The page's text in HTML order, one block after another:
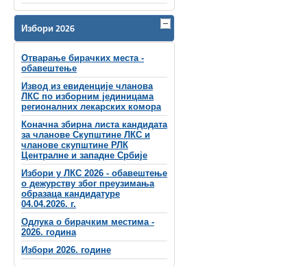
Избори 2026
Отварање бирачких места -
обавештење
Извод из евиденције чланова
ЛКС по изборним јединицама
регионалних лекарских комора
Коначна збирна листа кандидата
за чланове Скупштине ЛКС и
чланове скупштинe РЛК
Централне и западне Србије
Избори у ЛКС 2026 - обавештење
о дежурству због преузимања
образаца кандидатуре
04.04.2026. г.
Одлука о бирачким местима -
2026. година
Избори 2026. године